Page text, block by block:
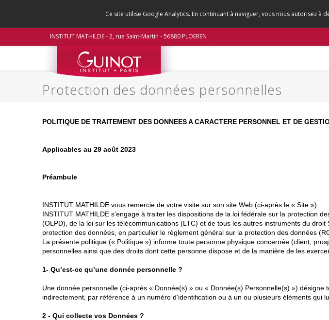
Ce site utilise Google Analytics. En continuant à naviguer, vous nous autorisez à
INSTITUT MATHILDE - 2, rue Saint-Martin - 56880 PLOEREN
Protection des données personnelles
POLITIQUE DE TRAITEMENT DES DONNEES A CARACTERE PERSONNEL ET DE
Applicables au 29 août 2023
Préambule
INSTITUT MATHILDE vous remercie de votre visite sur son site Web (ci-après le « Site »).
INSTITUT MATHILDE s’engage à traiter les dispositions de la loi fédérale sur la protection
(OLPD), de la loi sur les télécommunications (LTC) et de tous les autres instruments du
protection des données, en particulier le règlement général sur la protection des données
La présente politique (« Politique ») informe toute personne physique concernée (client,
personnelles ainsi que des droits dont cette personne dispose et de la manière de les
1- Qu’est-ce qu’une donnée personnelle ?
Une donnée personnelle (ci-après « Donnée(s) » ou « Donnée(s) Personnelle(s) »)
indirectement, par référence à un numéro d'identification ou à un ou plusieurs éléments qui
2 - Qui collecte vos Données ?